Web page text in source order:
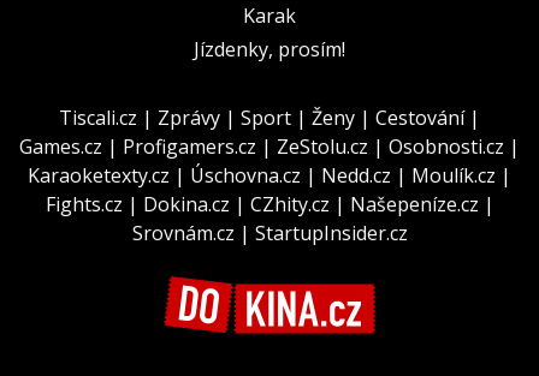
Karak
Jízdenky, prosím!
Tiscali.cz | Zprávy | Sport | Ženy | Cestování|
Games.cz | Profigamers.cz | ZeStolu.cz | Osobnosti.cz |
Karaoketexty.cz | Úschovna.cz | Nedd.cz | Moulík.cz |
Fights.cz | Dokina.cz | CZhity.cz | Našepeníze.cz |
Srovnám.cz | StartupInsider.cz